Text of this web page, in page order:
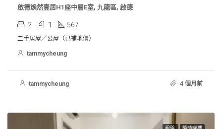
啟德煥然壹居H1座中層E室, 九龍區, 啟德
2 1 567
二手居屋／公屋（已補地價）
tammycheung
tammycheung 4 個月前